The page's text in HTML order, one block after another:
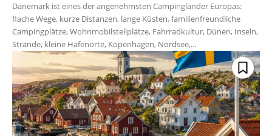
Dänemark ist eines der angenehmsten Campingländer Europas:
flache Wege, kurze Distanzen, lange Küsten, familienfreundliche
Campingplätze, Wohnmobilstellplätze, Fahrradkultur, Dünen, Inseln,
Strände, kleine Hafenorte, Kopenhagen, Nordsee,...